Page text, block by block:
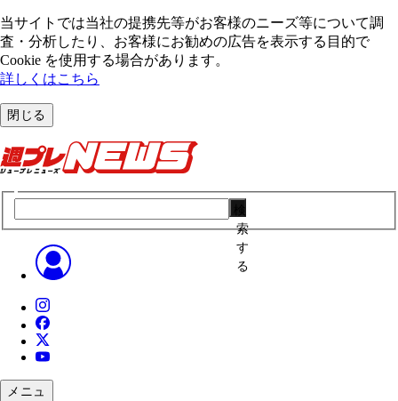
当サイトでは当社の提携先等がお客様のニーズ等について調
査・分析したり、お客様にお勧めの広告を表⽰する⽬的で
Cookie を使⽤する場合があります。
詳しくはこちら
閉じる
索
す
る
メニュ